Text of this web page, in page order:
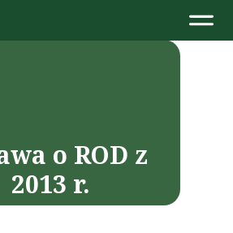
o ROD z
2013 r.